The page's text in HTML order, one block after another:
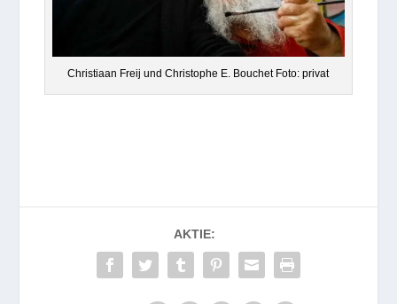
Chris­tiaan Freij und Chris­to­phe E. Bou­chet Foto: privat
AKTIE: